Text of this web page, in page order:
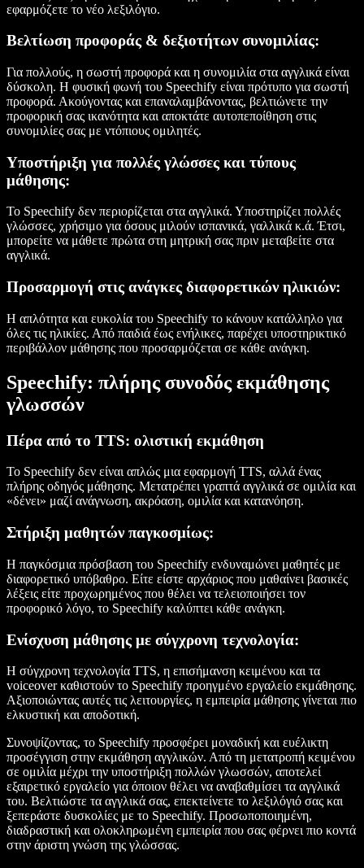
εφαρμόζετε το νέο λεξιλόγιο.
Βελτίωση προφοράς & δεξιοτήτων συνομιλίας:
Για πολλούς, η σωστή προφορά και η συνομιλία στα αγγλικά είναι
δύσκολη. Η φυσική φωνή του Speechify είναι πρότυπο για σωστή
προφορά. Ακούγοντας και επαναλαμβάνοντας, βελτιώνετε την
προφορική σας ικανότητα και αποκτάτε αυτοπεποίθηση στις
συνομιλίες σας με ντόπιους ομιλητές.
Υποστήριξη για πολλές γλώσσες και τύπους
μάθησης:
Το Speechify δεν περιορίζεται στα αγγλικά. Υποστηρίζει πολλές
γλώσσες, χρήσιμο για όσους μιλούν ισπανικά, γαλλικά κ.ά. Έτσι,
μπορείτε να μάθετε πρώτα στη μητρική σας πριν μεταβείτε στα
αγγλικά.
Προσαρμογή στις ανάγκες διαφορετικών ηλικιών:
Η απλότητα και ευκολία του Speechify το κάνουν κατάλληλο για
όλες τις ηλικίες. Από παιδιά έως ενήλικες, παρέχει υποστηρικτικό
περιβάλλον μάθησης που προσαρμόζεται σε κάθε ανάγκη.
Speechify: πλήρης συνοδός εκμάθησης
γλωσσών
Πέρα από το TTS: ολιστική εκμάθηση
Το Speechify δεν είναι απλώς μια εφαρμογή TTS, αλλά ένας
πλήρης οδηγός μάθησης. Μετατρέπει γραπτά αγγλικά σε ομιλία και
«δένει» μαζί ανάγνωση, ακρόαση, ομιλία και κατανόηση.
Στήριξη μαθητών παγκοσμίως:
Η παγκόσμια πρόσβαση του Speechify ενδυναμώνει μαθητές με
διαφορετικό υπόβαθρο. Είτε είστε αρχάριος που μαθαίνει βασικές
λέξεις είτε προχωρημένος που θέλει να τελειοποιήσει τον
προφορικό λόγο, το Speechify καλύπτει κάθε ανάγκη.
Ενίσχυση μάθησης με σύγχρονη τεχνολογία:
Η σύγχρονη τεχνολογία TTS, η επισήμανση κειμένου και τα
voiceover καθιστούν το Speechify προηγμένο εργαλείο εκμάθησης.
Αξιοποιώντας αυτές τις λειτουργίες, η εμπειρία μάθησης γίνεται πιο
ελκυστική και αποδοτική.
Συνοψίζοντας, το Speechify προσφέρει μοναδική και ευέλικτη
προσέγγιση στην εκμάθηση αγγλικών. Από τη μετατροπή κειμένου
σε ομιλία μέχρι την υποστήριξη πολλών γλωσσών, αποτελεί
εξαιρετικό εργαλείο για όποιον θέλει να αναβαθμίσει τα αγγλικά
του. Βελτιώστε τα αγγλικά σας, επεκτείνετε το λεξιλόγιό σας και
ξεπεράστε δυσκολίες με το Speechify. Προσωποποιημένη,
διαδραστική και ολοκληρωμένη εμπειρία που σας φέρνει πιο κοντά
στην άριστη γνώση της γλώσσας.